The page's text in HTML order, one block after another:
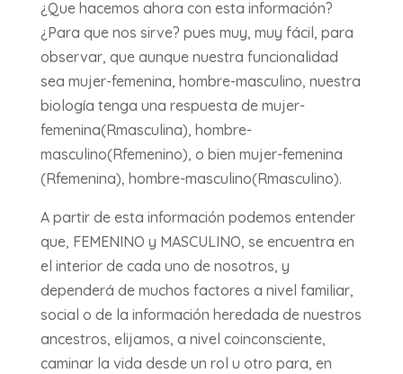
¿Que hacemos ahora con esta información?
¿Para que nos sirve? pues muy, muy fácil, para
observar, que aunque nuestra funcionalidad
sea mujer-femenina, hombre-masculino, nuestra
biología tenga una respuesta de mujer-
femenina(Rmasculina), hombre-
masculino(Rfemenino), o bien mujer-femenina
(Rfemenina), hombre-masculino(Rmasculino).
A partir de esta información podemos entender
que, FEMENINO y MASCULINO, se encuentra en
el interior de cada uno de nosotros, y
dependerá de muchos factores a nivel familiar,
social o de la información heredada de nuestros
ancestros, elijamos, a nivel coinconsciente,
caminar la vida desde un rol u otro para, en